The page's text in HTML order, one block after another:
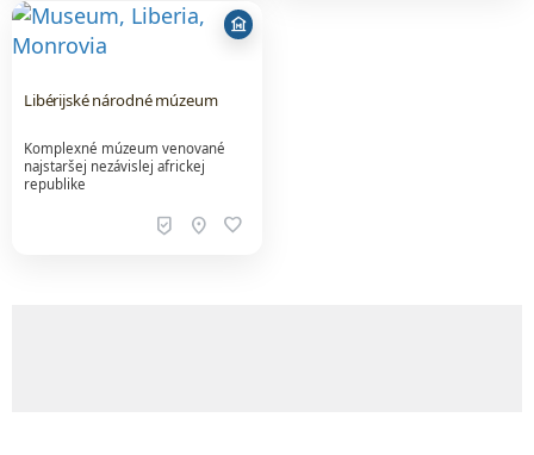
museum
Libérijské národné múzeum
Komplexné múzeum venované
najstaršej nezávislej africkej
republike
beenhere location_on favorite